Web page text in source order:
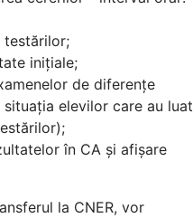
testărilor;
inițiale;
de diferențe
elevilor care au luat
în CA și afișare
la CNER, vor